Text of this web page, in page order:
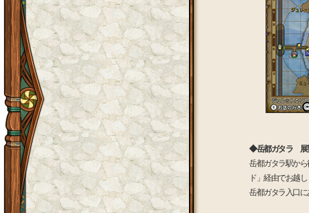
◆岳都ガタラ 展
岳都ガタラ駅か
ド」経由でお越
岳都ガタラ入口